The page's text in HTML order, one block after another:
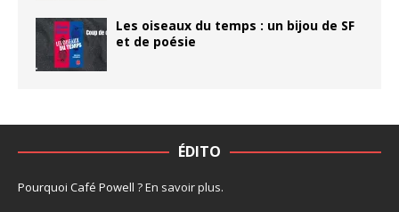
Les oiseaux du temps : un bijou de SF
et de poésie
ÉDITO
Pourquoi Café Powell ?En savoir plus.